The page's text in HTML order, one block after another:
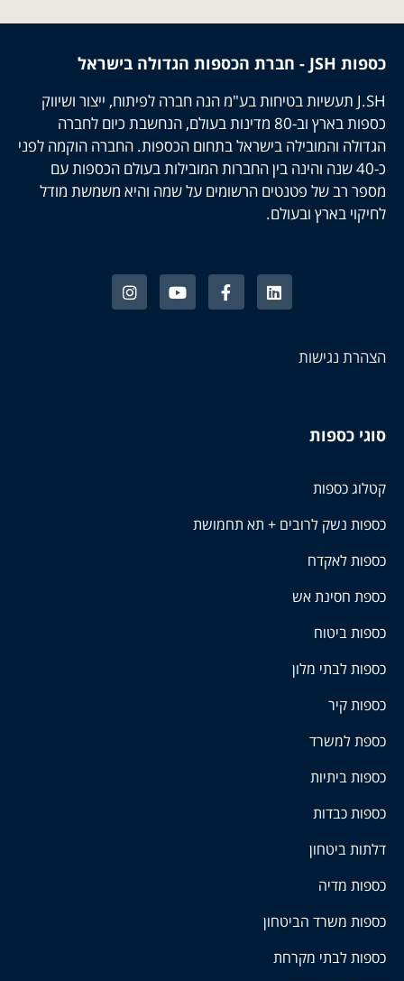
כספות JSH - חברת הכספות הגדולה בישראל
J.SH תעשיות בטיחות בע"מ הנה חברה לפיתוח, ייצור ושיווק
כספות בארץ וב-80 מדינות בעולם, הנחשבת כיום לחברה
הגדולה והמובילה בישראל בתחום הכספות. החברה הוקמה לפני
כ-40 שנה והינה בין החברות המובילות בעולם הכספות עם
מספר רב של פטנטים הרשומים על שמה והיא משמשת מודל
לחיקוי בארץ ובעולם.
הצהרת נגישות
סוגי כספות
קטלוג כספות
כספות נשק לרובים + תא תחמושת
כספות לאקדח
כספת חסינת אש
כספות ביטוח
כספות לבתי מלון
כספות קיר
כספת למשרד
כספות ביתיות
כספות כבדות
דלתות ביטחון
כספות מדיה
כספות משרד הביטחון
כספות לבתי מקרחת